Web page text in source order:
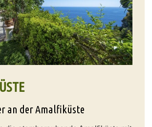
an der Amalfiküste